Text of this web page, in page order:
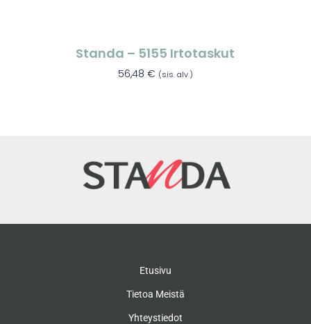
Standa – 5155 Irtotaskut
56,48 € (sis. alv.)
Etusivu
Tietoa Meistä
Yhteystiedot